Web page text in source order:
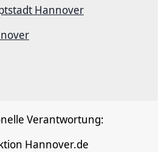
Hannover
Verantwortung:
Hannover.de